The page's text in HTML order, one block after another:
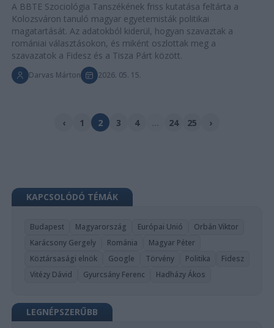
A BBTE Szociológia Tanszékének friss kutatása feltárta a
Kolozsváron tanuló magyar egyetemisták politikai
magatartását. Az adatokból kiderül, hogyan szavaztak a
romániai választásokon, és miként oszlottak meg a
szavazatok a Fidesz és a Tisza Párt között.
Darvas Márton 2026. 05. 15.
‹ 1 2 3 4 24 25 ›
KAPCSOLÓDÓ TÉMÁK
Budapest Magyarország Európai Unió
Orbán Viktor
Karácsony Gergely
Románia
Magyar Péter
Köztársasági elnök
Google Törvény Politika
Fidesz
Vitézy Dávid
Gyurcsány Ferenc Hadházy Ákos
LEGNÉPSZERŰBB